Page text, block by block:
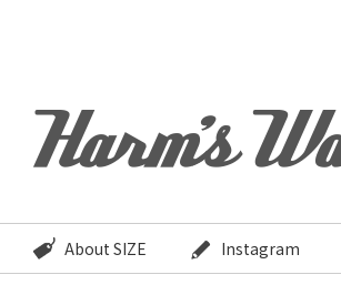
About SIZE Instagram